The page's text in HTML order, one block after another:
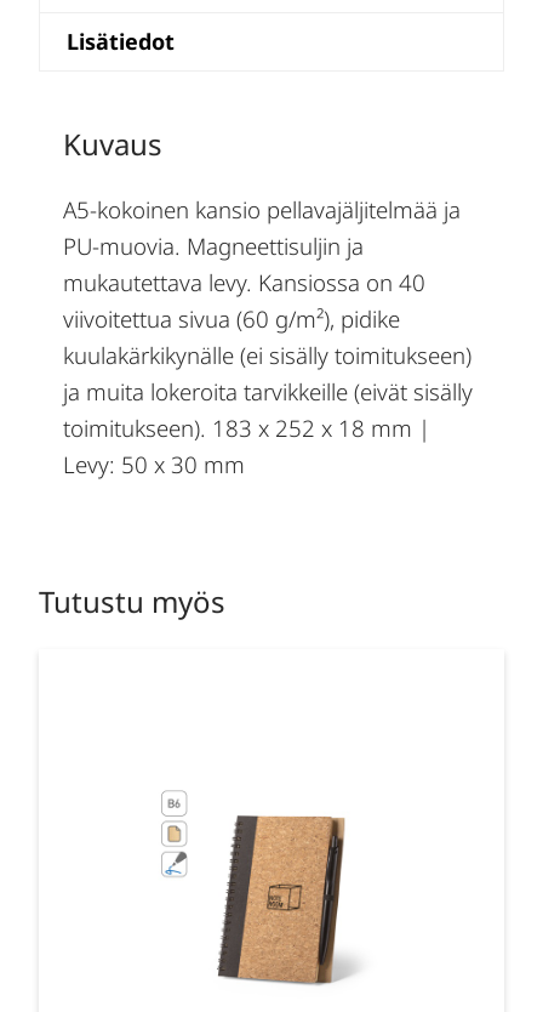
Lisätiedot
Kuvaus
A5-kokoinen kansio pellavajäljitelmää ja
PU-muovia. Magneettisuljin ja
mukautettava levy. Kansiossa on 40
viivoitettua sivua (60 g/m²), pidike
kuulakärkikynälle (ei sisälly toimitukseen)
ja muita lokeroita tarvikkeille (eivät sisälly
toimitukseen). 183 x 252 x 18 mm |
Levy: 50 x 30 mm
Tutustu myös